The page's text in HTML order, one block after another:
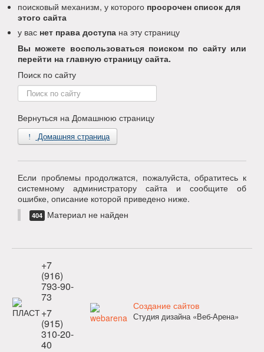
поисковый механизм, у которого просрочен список для
этого сайта
у вас нет права доступа на эту страницу
Вы можете воспользоваться поиском по сайту или
перейти на главную страницу сайта.
Поиск по сайту
Поиск
по
Вернуться на Домашнюю страницу
Домашняя страница
Если проблемы продолжатся, пожалуйста, обратитесь к
системному администратору сайта и сообщите об
ошибке, описание которой приведено ниже.
404 Материал не найден
+7
(916)
793-90-
73
+7
(915)
310-20-
40
Создание сайтов
Студия дизайна «Веб-Арена»